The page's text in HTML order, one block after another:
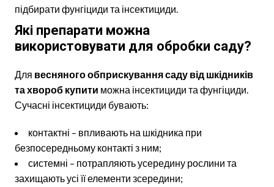
підбирати фунгіциди та інсектициди.
Які препарати можна
використовувати для обробки саду?
Для весняного обприскування саду від шкідників
та хвороб купити можна інсектициди та фунгіциди.
Сучасні інсектициди бувають:
контактні – впливають на шкідника при
безпосередньому контакті з ним;
системні – потрапляють усередину рослини та
захищають усі її елементи зсередини;